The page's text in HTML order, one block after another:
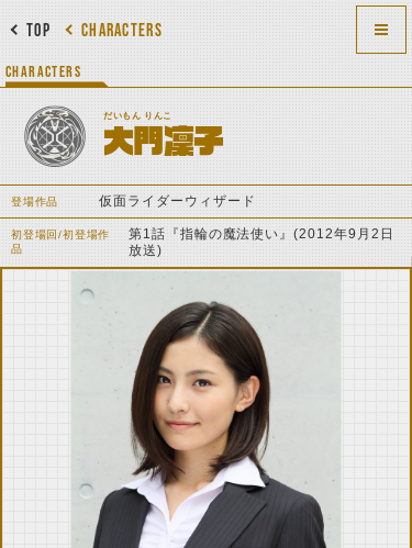
CHARACTERS
TOP
CHARACTERS
だいもん りんこ
大門凜子
登場作品 仮面ライダーウィザード
初登場回/初登場作
品
第1話『指輪の魔法使い』(2012年9月2日
放送)